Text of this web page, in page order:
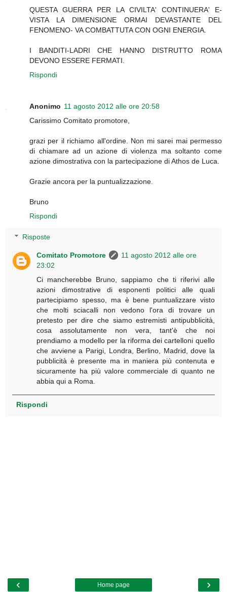
QUESTA GUERRA PER LA CIVILTA' CONTINUERA' E-
VISTA LA DIMENSIONE ORMAI DEVASTANTE DEL
FENOMENO- VA COMBATTUTA CON OGNI ENERGIA.
I BANDITI-LADRI CHE HANNO DISTRUTTO ROMA
DEVONO ESSERE FERMATI.
Rispondi
Anonimo 11 agosto 2012 alle ore 20:58
Carissimo Comitato promotore,
grazi per il richiamo all'ordine. Non mi sarei mai permesso
di chiamare ad un azione di violenza ma soltanto come
azione dimostrativa con la partecipazione di Athos de Luca.
Grazie ancora per la puntualizzazione.
Bruno
Rispondi
Risposte
Comitato Promotore
11 agosto 2012 alle ore
23:02
Ci mancherebbe Bruno, sappiamo che ti riferivi alle
azioni dimostrative di esponenti politici alle quali
partecipiamo spesso, ma è bene puntualizzare visto
che molti sciacalli non vedono l'ora di trovare un
pretesto per dire che siamo estremisti antipubblicità,
cosa assolutamente non vera, tant'è che noi
prendiamo a modello per la riforma dei cartelloni quello
che avviene a Parigi, Londra, Berlino, Madrid, dove la
pubblicità è presente ma in maniera più contenuta e
sicuramente ha più valore commerciale di quanto ne
abbia qui a Roma.
Rispondi
‹ ›
Home page